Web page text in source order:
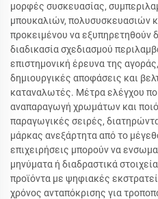
μορφές συσκευασίας,
μπουκαλιών, πολυσυσκευασιών
προκειμένου να εξυπηρετηθούν
διαδικασία σχεδιασμού
επιστημονική έρευνα της
δημιουργικές αποφάσεις και
καταναλωτές. Μέτρα ελέγχου
αναπαραγωγή χρωμάτων και
παραγωγικές σειρές,
μάρκας ανεξάρτητα από το
επιχειρήσεις μπορούν να
μηνύματα ή διαδραστικά
προϊόντα με ψηφιακές
χρόνος ανταπόκρισης για